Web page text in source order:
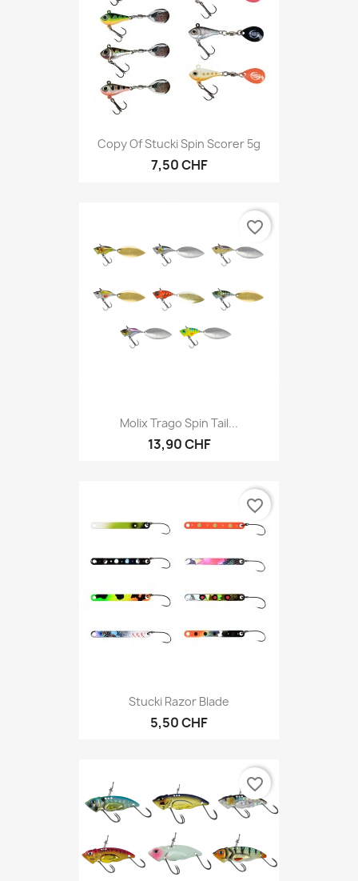
Copy Of Stucki Spin Scorer 5g
7,50 CHF
Molix Trago Spin Tail...
13,90 CHF
favorite_border
Stucki Razor Blade
5,50 CHF
favorite_border
favorite_border